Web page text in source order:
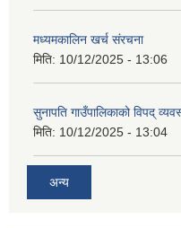
मध्यमकालिन खर्च संरचना
मिति: 10/12/2025 - 13:06
सुनापति गाउँपालिकाको विपद्
मिति: 10/12/2025 - 13:04
अन्य